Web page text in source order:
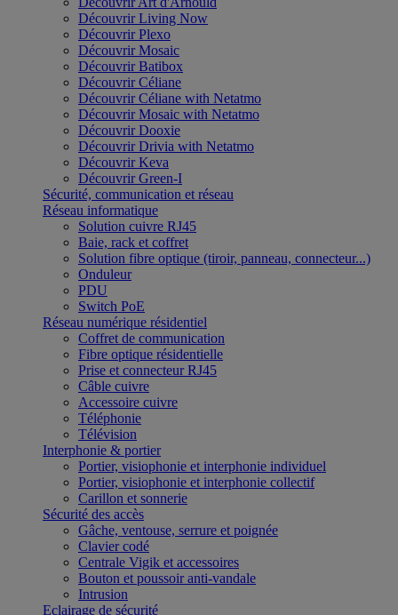
Découvrir Living Now
Découvrir Plexo
Découvrir Mosaic
Découvrir Batibox
Découvrir Céliane
Découvrir Céliane with Netatmo
Découvrir Mosaic with Netatmo
Découvrir Dooxie
Découvrir Drivia with Netatmo
Découvrir Keva
Découvrir Green-I
Sécurité, communication et réseau
Réseau informatique
Solution cuivre RJ45
Baie, rack et coffret
Solution fibre optique (tiroir, panneau, connecteur...)
Onduleur
PDU
Switch PoE
Réseau numérique résidentiel
Coffret de communication
Fibre optique résidentielle
Prise et connecteur RJ45
Câble cuivre
Accessoire cuivre
Téléphonie
Télévision
Interphonie & portier
Portier, visiophonie et interphonie individuel
Portier, visiophonie et interphonie collectif
Carillon et sonnerie
Sécurité des accès
Gâche, ventouse, serrure et poignée
Clavier codé
Centrale Vigik et accessoires
Bouton et poussoir anti-vandale
Intrusion
Eclairage de sécurité